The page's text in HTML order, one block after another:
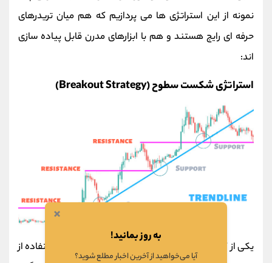
نمونه از این استراتژی‌ ها می‌ پردازیم که هم میان تریدرهای
حرفه‌ ای رایج هستند و هم با ابزارهای مدرن قابل پیاده‌ سازی‌
اند:
استراتژی شکست سطوح (Breakout Strategy)
یکی از کارآمدترین روش‌ های معاملاتی در سال 2025، استفاده از
×
به روز بمانید!
آیا می‌خواهید از آخرین اخبار مطلع شوید؟